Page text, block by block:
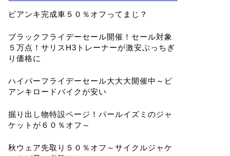
ビアンキ完成車５０％オフってまじ？
ブラックフライデーセール開催！セール対象
５万点！サリスH3トレーナーが激安ぶっちぎ
り価格に
ハイパーフライデーセール大大大開催中～ビ
アンキロードバイクが安い
掘り出し物特設ページ！パールイズミのジャ
ケットが６０％オフ～
秋ウェア先取り５０％オフ～サイクルジャケ